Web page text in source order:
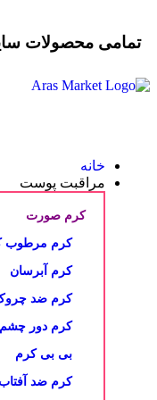
تمامی محصولات
خانه
مراقبت پوست
کرم صورت
کرم مرطوب
کرم آبرسان
کرم ضد
کرم دور چشم
بی بی کرم
کرم ضد آفتاب